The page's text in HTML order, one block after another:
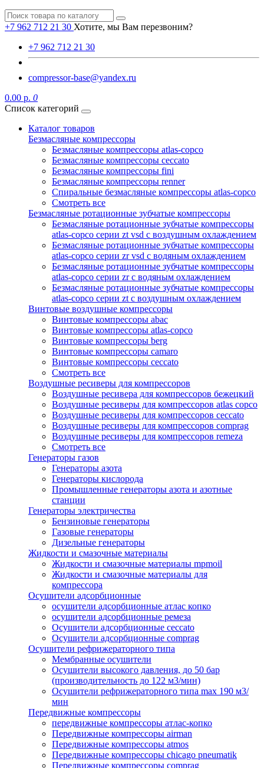
+7 962 712 21 30 Хотите, мы Вам перезвоним?
+7 962 712 21 30
compressor-base@yandex.ru
0.00 р. 0
Список категорий
Каталог товаров
Безмасляные компрессоры
Безмасляные компрессоры atlas-copco
Безмасляные компрессоры ceccato
Безмасляные компрессоры fini
Безмасляные компрессоры renner
Спиральные безмасляные компрессоры atlas-copco
Смотреть все
Безмасляные ротационные зубчатые компрессоры
Безмасляные ротационные зубчатые компрессоры
atlas-copco серии zt vsd с воздушным охлаждением
Безмасляные ротационные зубчатые компрессоры
atlas-copco серии zr vsd с водяным охлаждением
Безмасляные ротационные зубчатые компрессоры
atlas-copco серии zr с водяным охлаждением
Безмасляные ротационные зубчатые компрессоры
atlas-copco серии zt с воздушным охлаждением
Винтовые воздушные компрессоры
Винтовые компрессоры abac
Винтовые компрессоры atlas-copco
Винтовые компрессоры berg
Винтовые компрессоры camaro
Винтовые компрессоры ceccato
Смотреть все
Воздушные ресиверы для компрессоров
Воздушные ресивера для компрессоров бежецкий
Воздушные ресиверы для компрессоров atlas copco
Воздушные ресиверы для компрессоров ceccato
Воздушные ресиверы для компрессоров comprag
Воздушные ресиверы для компрессоров remeza
Смотреть все
Генераторы газов
Генераторы азота
Генераторы кислорода
Промышленные генераторы азота и азотные
станции
Генераторы электричества
Бензиновые генераторы
Газовые генераторы
Дизельные генераторы
Жидкости и смазочные материалы
Жидкости и смазочные материалы mpmoil
Жидкости и смазочные материалы для
компрессора
Осушители адсорбционные
осушители адсорбционные атлас копко
осушители адсорбционные ремеза
Осушители адсорбционные ceccato
Осушители адсорбционные comprag
Осушители рефрижераторного типа
Мембранные осушители
Осушители высокого давления, до 50 бар
(производительность до 122 м3/мин)
Осушители рефрижераторного типа max 190 м3/
мин
Передвижные компрессоры
передвижные компрессоры атлас-копко
Передвижные компрессоры airman
Передвижные компрессоры atmos
Передвижные компрессоры chicago pneumatik
Передвижные компрессоры comprag